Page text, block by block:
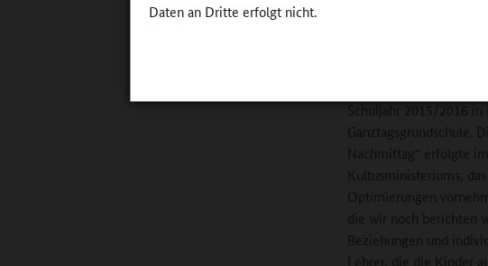
Daten an Dritte erfolgt nicht.
Schuljahr 2015/2016 in
Ganztagsgrundschule.
Nachmittag“ erfolgte
Kultusministeriums,
Optimierungen
die wir noch berichten
Beziehungen und
Lehrer, die die Kinder